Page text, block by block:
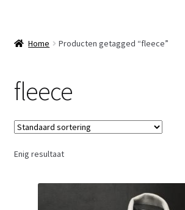
naar
de
HomeHome Producten getagged “fleece”
fleece
Enig resultaat